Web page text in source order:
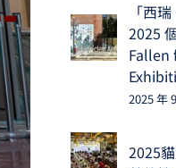
「西
2025
Fallen
2025 年
2025